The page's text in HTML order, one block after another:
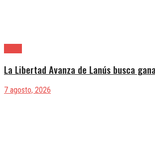
La Libertad Avanza de Lanús busca
7 agosto, 2026